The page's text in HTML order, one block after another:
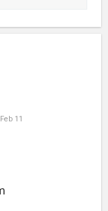
Feb 11